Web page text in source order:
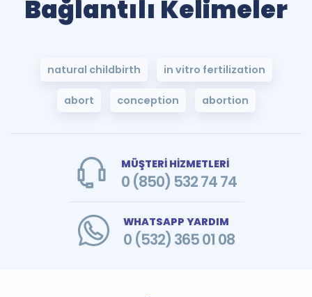
Bağlantılı Kelimeler
natural childbirth in vitro fertilization
abort conception abortion
MÜŞTERİ HİZMETLERİ
0 (850) 532 74 74
WHATSAPP YARDIM
0 (532) 365 01 08